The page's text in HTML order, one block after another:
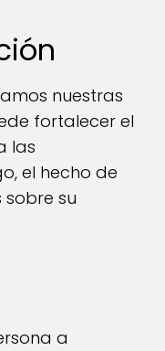
nuestras
fortalecer el
las
el hecho de
su
a